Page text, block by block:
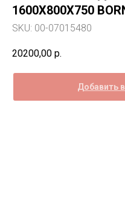
1600Х800Х750
SKU: 00-07015480
20200,00 р.
Добавить